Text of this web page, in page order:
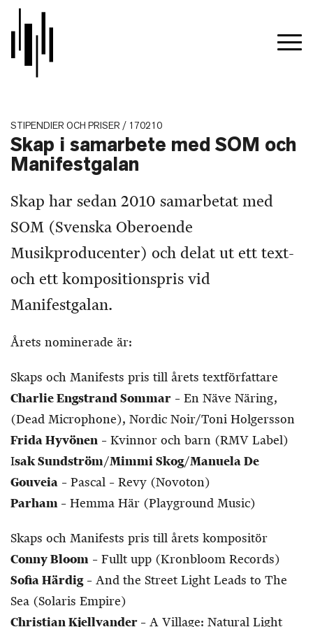
STIPENDIER OCH PRISER / 170210
Skap i samarbete med SOM och
Manifestgalan
Skap har sedan 2010 samarbetat med
SOM (Svenska Oberoende
Musikproducenter) och delat ut ett text-
och ett kompositionspris vid
Manifestgalan.
Årets nominerade är:
Skaps och Manifests pris till årets textförfattare
Charlie Engstrand Sommar – En Näve Näring,
(Dead Microphone), Nordic Noir/Toni Holgersson
Frida Hyvönen – Kvinnor och barn (RMV Label)
Isak Sundström/Mimmi Skog/Manuela De
Gouveia – Pascal – Revy (Novoton)
Parham – Hemma Här (Playground Music)
Skaps och Manifests pris till årets kompositör
Conny Bloom – Fullt upp (Kronbloom Records)
Sofia Härdig– And the Street Light Leads to The
Sea (Solaris Empire)
Christian Kjellvander – A Village: Natural Light